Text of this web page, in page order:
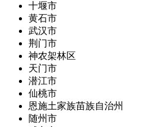
十堰市
黄石市
武汉市
荆门市
神农架林区
天门市
潜江市
仙桃市
恩施土家族苗族自治州
随州市